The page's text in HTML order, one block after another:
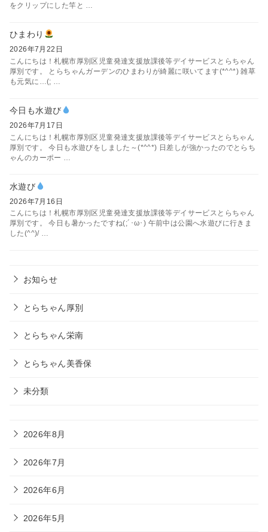
をクリップにした竿と …
ひまわり
2026年7月22日
こんにちは！札幌市厚別区児童発達支援放課後等デイサービスとらちゃん
厚別です。 とらちゃんガーデンのひまわりが綺麗に咲いてます(*^^*) 雑草
も元気に…(; …
今日も水遊び
2026年7月17日
こんにちは！札幌市厚別区児童発達支援放課後等デイサービスとらちゃん
厚別です。 今日も水遊びをしました～(*^^*) 日差しが強かったのでとらち
ゃんのカーポー …
水遊び
2026年7月16日
こんにちは！札幌市厚別区児童発達支援放課後等デイサービスとらちゃん
厚別です。 今日も暑かったですね(;´･ω･) 午前中は公園へ水遊びに行きま
した(^^)/ …
お知らせ
とらちゃん厚別
とらちゃん栄南
とらちゃん美香保
未分類
2026年8月
2026年7月
2026年6月
2026年5月